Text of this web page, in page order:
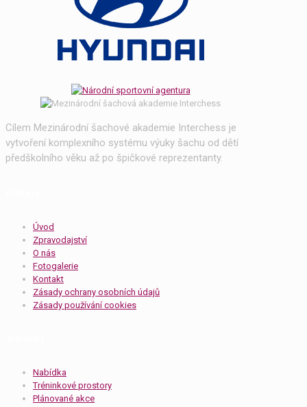
Cílem Mezinárodní šachové akademie Interchess je
vytvoření komplexního systému výuky šachu od dětí
předškolního věku až po špičkové reprezentanty.
Úvod
Zpravodajství
O nás
Fotogalerie
Kontakt
Zásady ochrany osobních údajů
Zásady používání cookies
Nabídka
Tréninkové prostory
Plánované akce